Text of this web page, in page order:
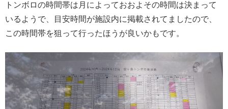
トンボロの時間帯は月によっておおよその時間は決まって
いるようで、目安時間が施設内に掲載されてましたので、
この時間帯を狙って行ったほうが良いかもです。